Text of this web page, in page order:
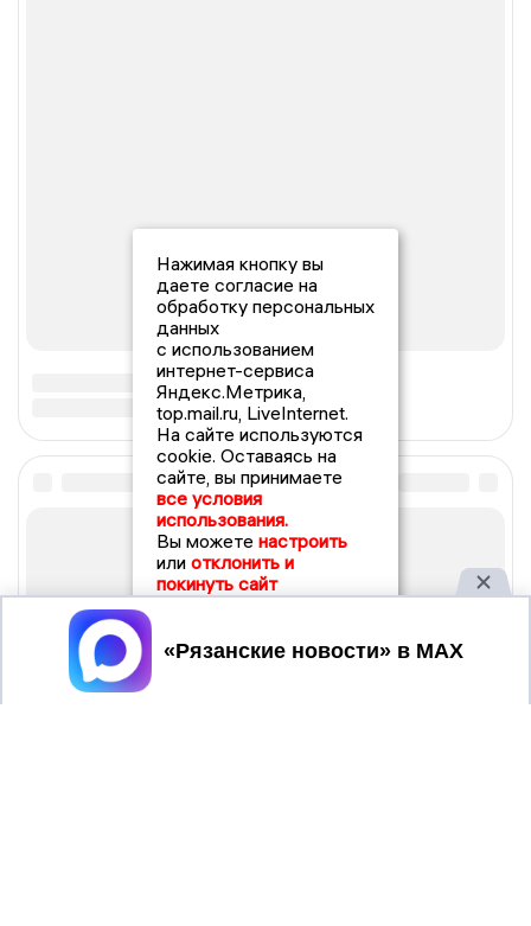
Нажимая кнопку вы
даете согласие на
обработку персональных
данных
с использованием
интернет-сервиса
Яндекс.Метрика,
top.mail.ru, LiveInternet.
На сайте используются
cookie. Оставаясь на
сайте, вы принимаете
все условия
использования.
Вы можете настроить
или отклонить и
покинуть сайт
Принять